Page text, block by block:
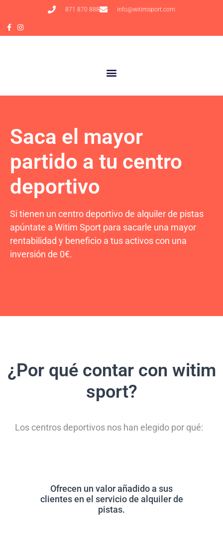
871 870 888 info@witimsport.com
Saca el mayor
partido a tu centro
deportivo
Si tienen un centro deportivo de alquiler de pistas
apúntate a Witim Sport para sacarle una mayor
rentabilidad y beneficio a tus activos con una
inversión de 0€.
¿Por qué contar con witim
sport?
Los centros deportivos nos han elegido por qué:
Ofrecen un valor añadido a sus
clientes en el servicio de alquiler de
pistas.